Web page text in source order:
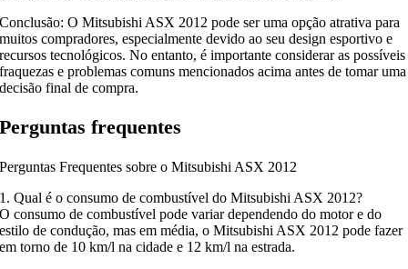
Conclusão: O Mitsubishi ASX 2012 pode ser uma opção atrativa para
muitos compradores, especialmente devido ao seu design esportivo e
recursos tecnológicos. No entanto, é importante considerar as possíveis
fraquezas e problemas comuns mencionados acima antes de tomar uma
decisão final de compra.
Perguntas frequentes
Perguntas Frequentes sobre o Mitsubishi ASX 2012
1. Qual é o consumo de combustível do Mitsubishi ASX 2012?
O consumo de combustível pode variar dependendo do motor e do
estilo de condução, mas em média, o Mitsubishi ASX 2012 pode fazer
em torno de 10 km/l na cidade e 12 km/l na estrada.